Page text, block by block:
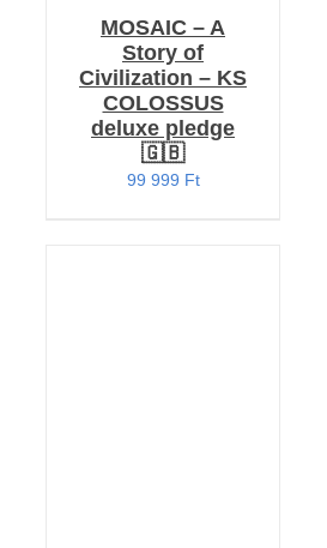
MOSAIC – A
Story of
Civilization – KS
COLOSSUS
deluxe pledge
🇬🇧
99 999 Ft